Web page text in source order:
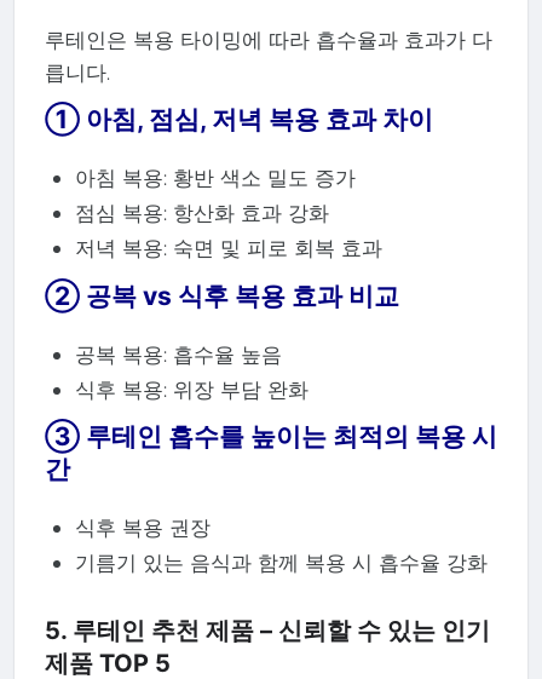
루테인은 복용 타이밍에 따라 흡수율과 효과가 다
릅니다.
① 아침, 점심, 저녁 복용 효과 차이
아침 복용: 황반 색소 밀도 증가
점심 복용: 항산화 효과 강화
저녁 복용: 숙면 및 피로 회복 효과
② 공복 vs 식후 복용 효과 비교
공복 복용: 흡수율 높음
식후 복용: 위장 부담 완화
③ 루테인 흡수를 높이는 최적의 복용 시
간
식후 복용 권장
기름기 있는 음식과 함께 복용 시 흡수율 강화
5. 루테인 추천 제품 – 신뢰할 수 있는 인기
제품 TOP 5